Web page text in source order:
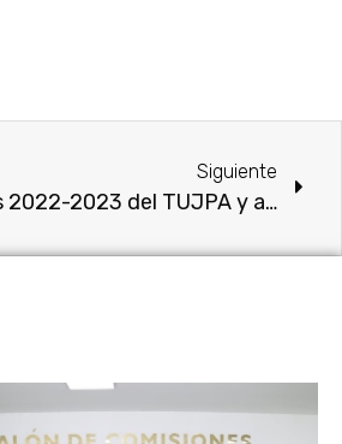
Siguiente
Recibe Congreso Informe Anual de Actividades 2022-2023 del TUJPA y asume compromiso de fortalecerlo